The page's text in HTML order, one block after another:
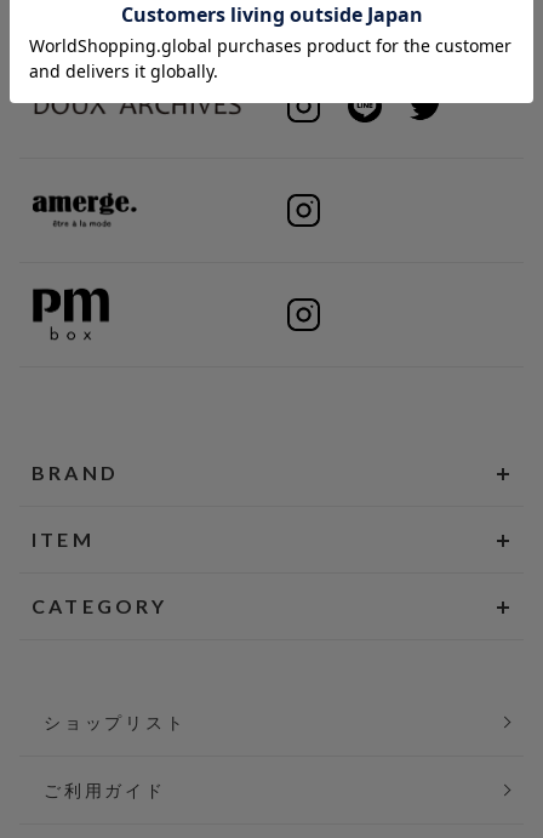
BRAND
ITEM
CATEGORY
ショップリスト
ご利用ガイド